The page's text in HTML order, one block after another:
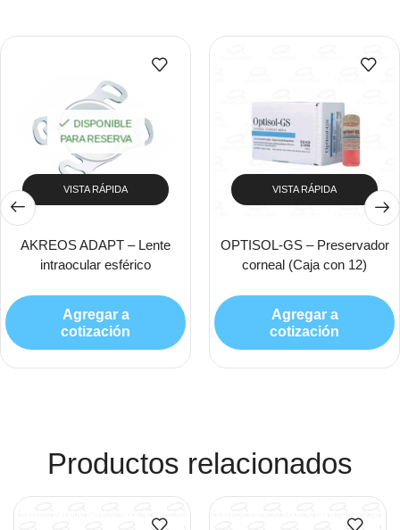
DISPONIBLE
PARA RESERVA
VISTA RÁPIDA
AKREOS ADAPT – Lente
intraocular esférico
Agregar a
cotización
VISTA RÁPIDA
OPTISOL-GS – Preservador
corneal (Caja con 12)
Agregar a
cotización
Productos relacionados